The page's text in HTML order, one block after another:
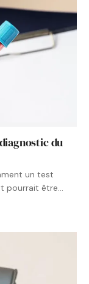
du
un test
pourrait être